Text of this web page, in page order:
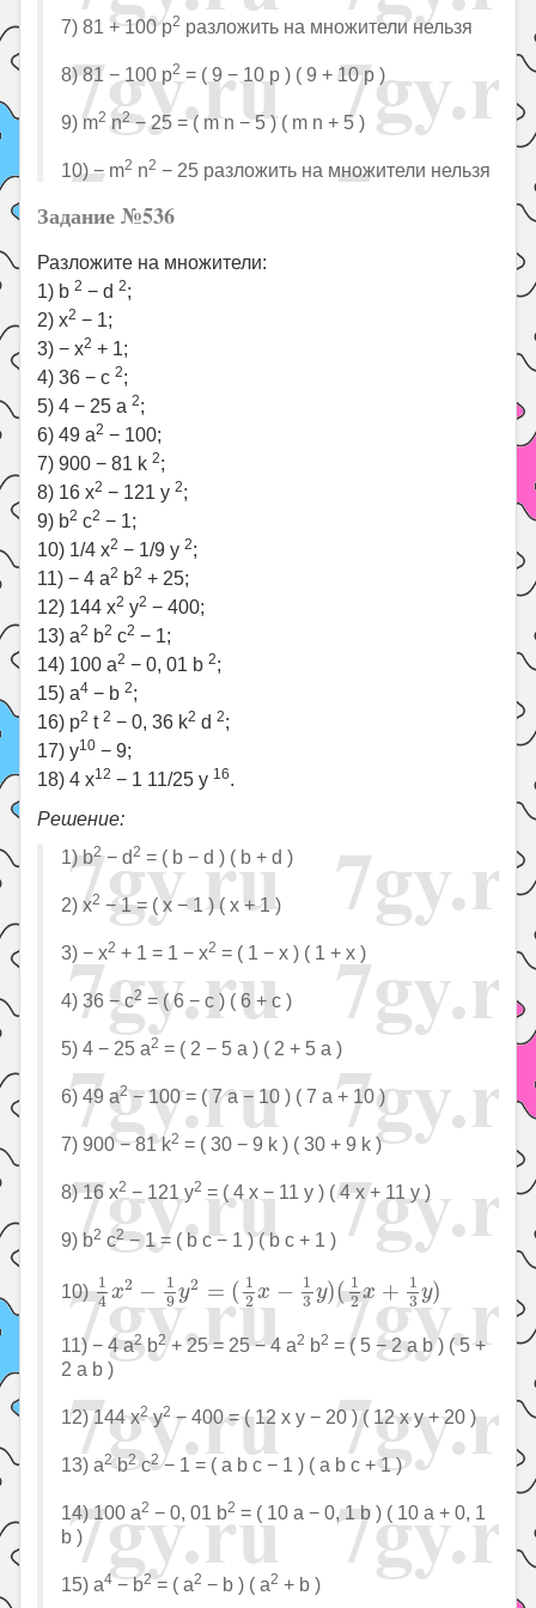
7) 81 + 100 p2 разложить на множители нельзя
8) 81 − 100 p2 = ( 9 − 10 p ) ( 9 + 10 p )
9) m2 n2− 25 = ( m n − 5 ) ( m n + 5 )
10) − m2 n2 − 25 разложить на множители нельзя
Задание №536
Разложите на множители:
1) b2 − d2;
2) x2 − 1;
3) − x2 + 1;
4) 36 − c2;
5) 4 − 25 a2;
6) 49 a2 − 100;
7) 900 − 81 k2;
8) 16 x2 − 121 y2;
9) b2 c2 − 1;
10) 1/4 x2 − 1/9 y2;
11) − 4 a2 b2 + 25;
12) 144 x2 y2 − 400;
13) a2 b2 c2 − 1;
14) 100 a2 − 0, 01 b2;
15) a4 − b2;
16) p2 t2 − 0, 36 k2 d2;
17) y10 − 9;
18) 4 x12 − 1 11/25 y 16.
Решение:
1) b2− d2 = ( b − d ) ( b + d )
2) x2 − 1 = ( x − 1 ) ( x + 1 )
3) − x2 + 1 = 1 − x2 = ( 1 − x ) ( 1 + x )
4) 36 − c2 = ( 6 − c ) ( 6 + c )
5) 4 − 25 a2 = ( 2 − 5 a ) ( 2 + 5 a )
6) 49 a2− 100 = ( 7 a − 10 ) ( 7 a + 10 )
7) 900 − 81 k2 = ( 30 − 9 k ) ( 30 + 9 k )
8) 16 x2 − 121 y2 = ( 4 x − 11 y ) ( 4 x + 11 y )
9) b2 c2− 1 = ( b c − 1 ) ( b c + 1 )
10) 1
4 x2 −
1
9 y2 = ( 1
2 x − 1
3 y)( 1
2 x +
1
3 y)
1 x 1 y2 1 2 3 ( 1 2 3y
11) − 4 a2b2+ 25 = 25 − 4 a2 b2 = ( 5 − 2 a b ) ( 5 +
2 a b )
12) 144 x2y2 − 400 = ( 12 x y − 20 ) ( 12 x y + 20 )
13) a2b2c2− 1 = ( a b c − 1 ) ( a b c + 1 )
14) 100 a2 − 0, 01 b2 = ( 10 a − 0, 1 b ) ( 10 a + 0, 1
b )
15) a4− b2= ( a2 − b ) ( a2 + b )